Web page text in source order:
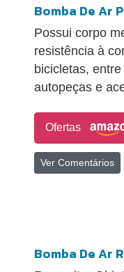
Bomba De Ar
Possui corpo
resistência à
bicicletas,
autopeças e
Ofertas
Ver Comentários
Bomba De Ar